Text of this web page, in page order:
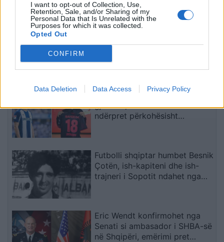
I want to opt-out of Collection, Use,
Retention, Sale, and/or Sharing of my
Personal Data that Is Unrelated with the
Purposes for which it was collected.
Opted Out
CONFIRM
Data Deletion Data Access Privacy Policy
Dita e 67-të e protestës,
qytetari akuzon Ramën:
Shqipëria ka humbur
drejtimin
“Projekti i Durrësit është
Aeroportin e Vlorës do ta
Shqetësim për talentin
gjerman, Kennet Eichhorn
ndërpret përkohësisht
Futbolli shqiptar humbet Besnik
Çotën, ish-kapiteni dhe ish-
trajneri i Sopotit ndahet nga
Eric Wendt konfirmohet nga
Senati si ambasador i SHBA-së
në Shqipëri, emërimi pret